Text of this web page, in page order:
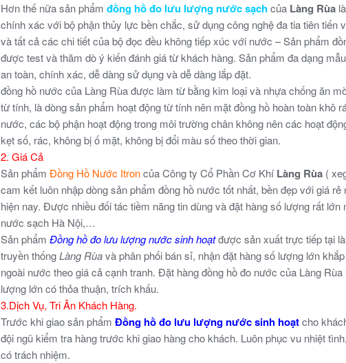
Hơn thế nữa sản phẩmđồng hồ đo lưu lượng nước sạch của Làng Rùa
chính xác với bộ phận thủy lực bền chắc, sử dụng công nghệ đa tia tiên tiến
và tất cả các chi tiết của bộ đọc đều không tiếp xúc với nước – Sản phẩm
được test và thăm dò ý kiến đánh giá từ khách hàng. Sản phẩm đa dạng
an toàn, chính xác, dễ dàng sử dụng và dễ dàng lắp đặt.
đồng hồ nước của Làng Rùa được làm từ bằng kim loại và nhựa chống ăn
từ tính, là dòng sản phẩm hoạt động từ tính nên mặt đồng hồ hoàn toàn khô
nước, các bộ phận hoạt động trong môi trường chân không nên các hoạt
kẹt số, rác, không bị ố mặt, không bị đổi màu số theo thời gian.
2. Giá Cả
Sản phẩmĐồng Hồ Nước Itroncủa Công ty Cổ Phần Cơ KhíLàng Rùa (
cam kết luôn nhập dòng sản phẩm đồng hồ nước tốt nhất, bền đẹp với giá rẻ
hiện nay. Được nhiều đối tác tiềm năng tin dùng và đặt hàng số lượng rất lớn
nước sạch Hà Nội,…
Sản phẩmĐồng hồ đo lưu lượng nước sinh hoạtđược sản xuất trực tiếp tại
truyền thốngLàng Rùavà phân phối bán sỉ, nhận đặt hàng số lượng lớn
ngoài nước theo giá cả cạnh tranh. Đặt hàng đồng hồ đo nước của Làng
lượng lớn có thỏa thuận, trích khấu.
3.Dịch Vụ, Tri Ân Khách Hàng.
Trước khi giao sản phẩmĐồng hồ đo lưu lượng nước sinh hoạtcho
đội ngũ kiểm tra hàng trước khi giao hàng cho khách. Luôn phục vu nhiệt
có trách nhiệm.